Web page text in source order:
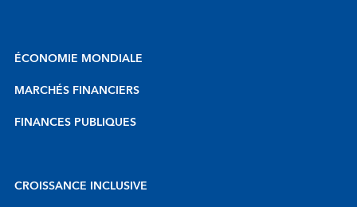
ÉCONOMIE MONDIALE
MARCHÉS FINANCIERS
FINANCES PUBLIQUES
CROISSANCE INCLUSIVE